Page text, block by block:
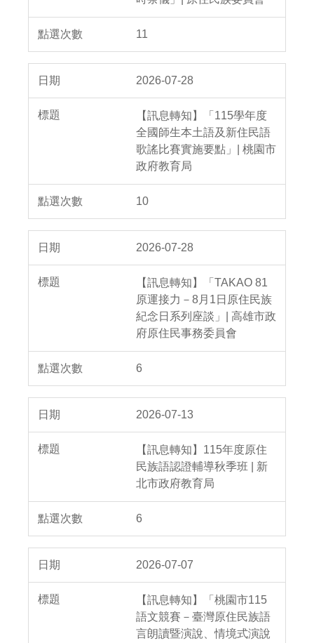
11
2026-07-28
【訊息轉知】「115學年度
全國師生本土語及新住民語
歌謠比賽實施要點」| 桃園市
政府教育局
10
2026-07-28
【訊息轉知】「TAKAO 81
原運接力－8月1日原住民族
紀念日系列座談」| 高雄市政
府原住民事務委員會
6
2026-07-13
【訊息轉知】115年度原住
民族語認證輔導秋季班 | 新
北市政府教育局
6
2026-07-07
【訊息轉知】「桃園市115
語文競賽－臺灣原住民族語
言朗讀暨演說、情境式演說